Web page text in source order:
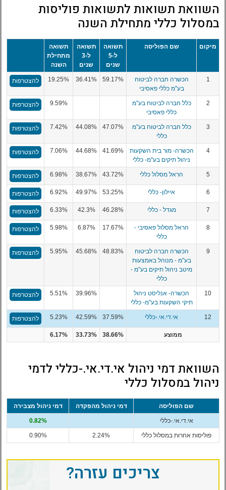
השוואת תשואות לתשואות פוליסות
במסלול כללי מתחילת השנה
מיקום שם הפוליסה
תשואה
ל-5
שנים
תשואה
ל-3
שנים
תשואה
מתחילת
השנה
1
הכשרה חברה לביטוח
בע"מ כללי פאסיבי
59.17%
36.41%
19.25% להצטרפות
2
כלל חברה לביטוח בע"מ
כללי פאסיבי
9.59% להצטרפות
3
כלל חברה לביטוח בע"מ
כללי
47.07%
44.08%
7.42% להצטרפות
4
הכשרה- מור בית השקעות
ניהול תיקים בע"מ- כללי
41.69%
44.68%
7.06% להצטרפות
5 הראל מסלול כללי 43.72%
38.67%
6.98% להצטרפות
6 איילון- כללי 53.25%
49.97%
6.92% להצטרפות
7 מגדל - כללי 46.28%
42.3%
6.33% להצטרפות
8
הראל מסלול פאסיבי -
כללי
17.67%
6.87%
5.98% להצטרפות
9
הכשרה חברה לביטוח
בע"מ - מנוהל באמצעות
מיטב ניהול תיקים בע"מ -
כללי
48.83%
45.68%
5.95% להצטרפות
10
הכשרה- אנליסט ניהול
תיקי השקעות בע"מ- כללי
39.96%
5.51% להצטרפות
12 אי.די.אי.-כללי 37.59%
42.59%
5.23% להצטרפות
ממוצע 38.66%
33.73%
6.17%
השוואת דמי ניהול אי.די.אי.-כללי לדמי
ניהול במסלול כללי
שם הפוליסה דמי ניהול מהפקדה דמי ניהול מצבירה
אי.די.אי.-כללי 0.82%
פוליסות אחרות במסלול כללי 2.24%
0.90%
צריכים עזרה?